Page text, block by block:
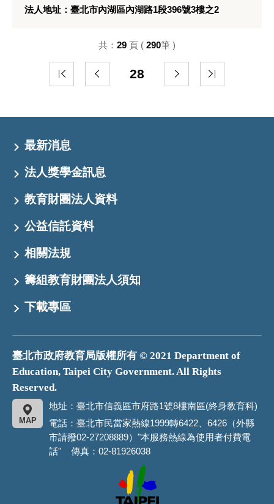
法人地址：臺北市內湖區內湖路1段396號3樓之2
28
共： 29 頁 ( 290筆 )
最新消息
法人獎學金訊息
教育財團法人資料
公益信託資料
相關法規
籌組教育財團法人須知
下載專區
臺北市政府教育局版權所有 © 2021 Department of
Education, Taipei City Government. All Rights
Reserved.
地址：臺北市信義區市府路1號8樓南區(終身教育科)
MAP
電話：臺北市民當家熱線1999轉6422、6426（外縣
市請撥02-27208889）"本服務熱線為使用者付費電
話" 傳真：02-81926038
市
政